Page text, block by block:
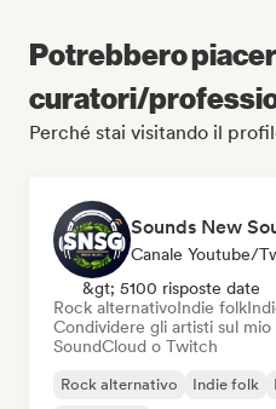
Potrebbero
curatori/
Perché stai visitando il
Sounds New
Canale Youtube/
&gt; 5100 risposte date
Rock alternativoIndie folk
Condividere gli artisti sul mio
SoundCloud o Twitch
Rock alternativo Indie folk